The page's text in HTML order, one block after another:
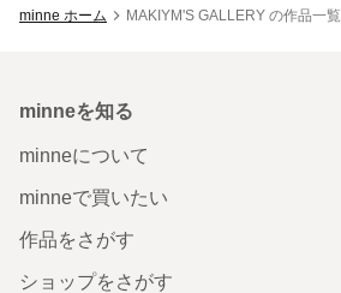
minne ホーム MAKIYM'S GALLERY の作品一覧
minneを知る
minneについて
minneで買いたい
作品をさがす
ショップをさがす